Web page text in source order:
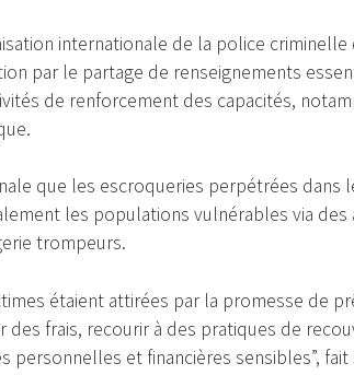
internationale de la police
par le partage de renseignements
de renforcement des capacités,
que les escroqueries perpétrées
les populations vulnérables via
trompeurs.
étaient attirées par la promesse de
des frais, recourir à des pratiques de
personnelles et financières sensibles”,